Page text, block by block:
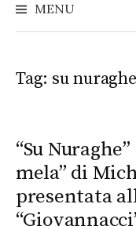
MENU
Tag: su
“Su
mela” di
presentata